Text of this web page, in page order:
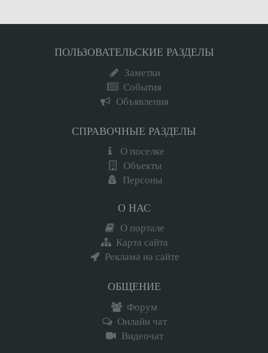
ПОЛЬЗОВАТЕЛЬСКИЕ РАЗДЕЛЫ
Заметки
События
Объявления
СПРАВОЧНЫЕ РАЗДЕЛЫ
О поселке
Объекты
Персоны
О НАС
О портале
Карта сайта
Реклама на сайте
ОБЩЕНИЕ
Форум
Онлайн чат
Видеочат